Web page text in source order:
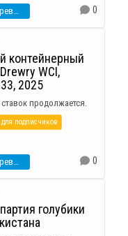
Контейнерные перевозки 0
контейнерный
WCI,
2025
продолжается.
для подписчиков
Контейнерные перевозки 0
голубики